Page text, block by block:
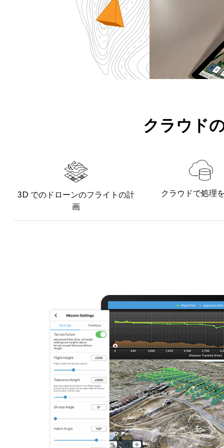
クラウド
3D でのドローンのフライトの計
画
クラウドで処理